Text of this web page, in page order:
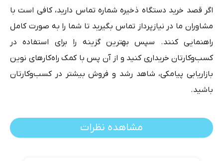
اگر قصد خرید دستگاه ذخیره شماره تماس دارید، کافی است با
مشاوران ما در نیازپرداز تماس بگیرید تا شما را به صورت کامل
راهنمایی کنند. سپس بهترین گزینه را برای استفاده در
کسب‌وکارتان خریداری کنید و از آن پس با کمک راه‌کارهای نوین
بازاریابی پیامکی، شاهد رشد و فروش بیشتر در کسب‌وکارتان
باشید.
مشاهده نظرات